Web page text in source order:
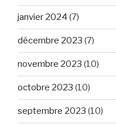
janvier 2024 (7)
décembre 2023 (7)
novembre 2023 (10)
octobre 2023 (10)
septembre 2023 (10)